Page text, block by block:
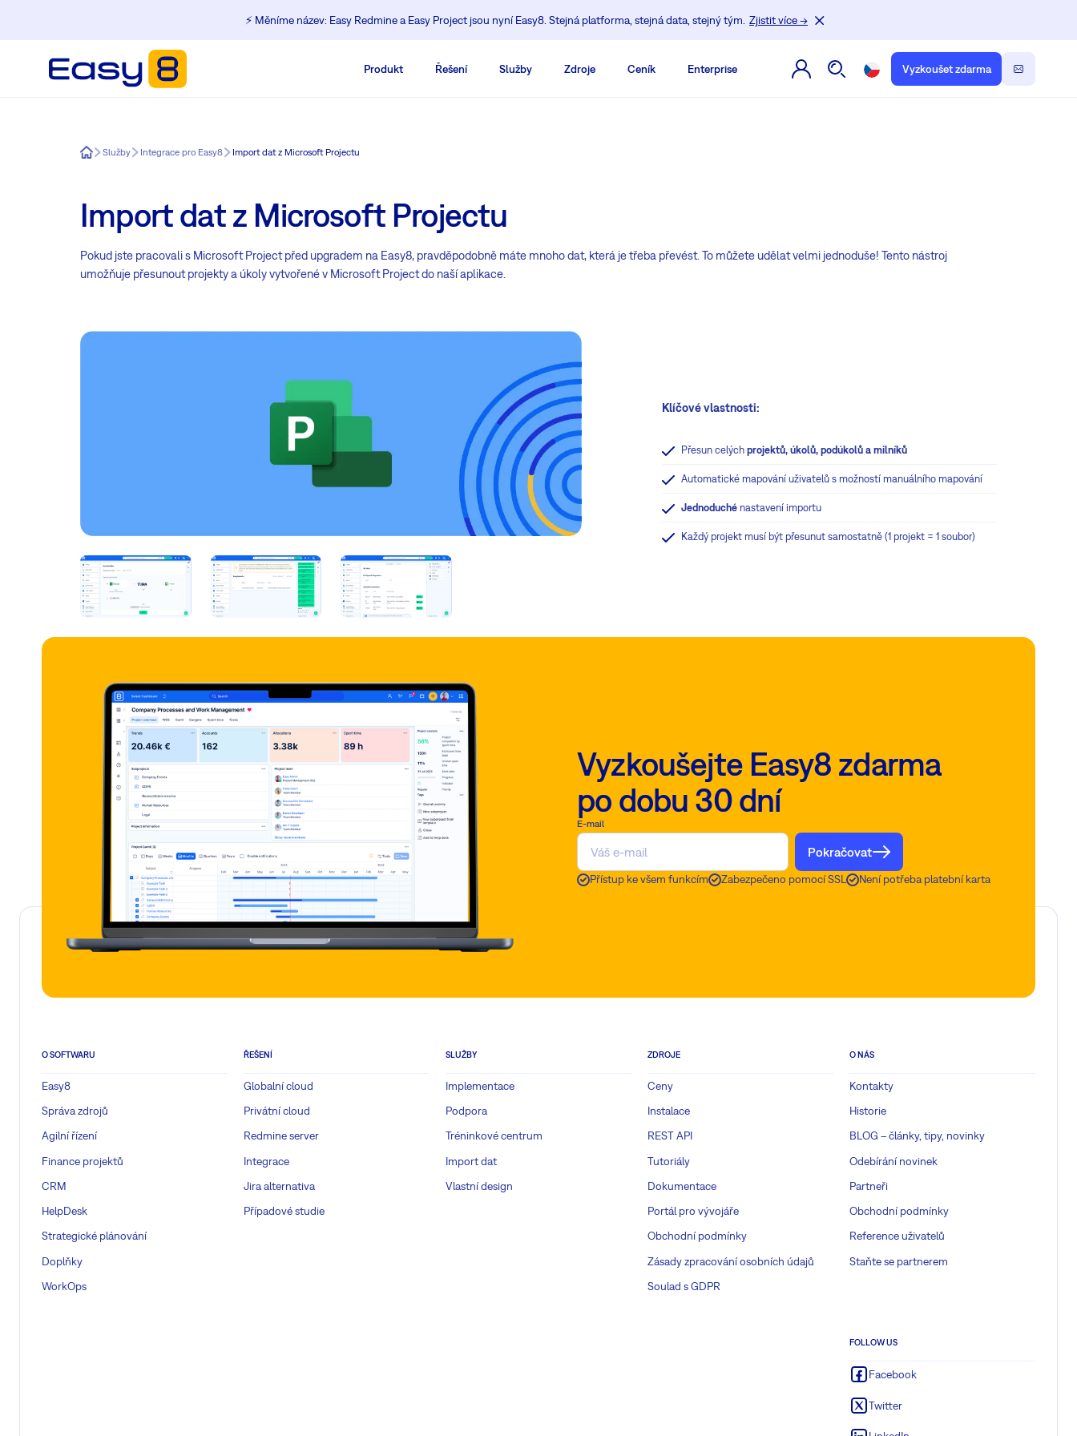
⚡️ Měníme název: Easy Redmine a Easy Project jsou nyní Easy8. Stejná platforma, stejná data, stejný tým. Zjistit více →
Produkt Řešení Služby Zdroje Ceník Enterprise Vyzkoušet zdarma
Easy8Služby Integrace pro Easy8 Import dat z Microsoft Projectu
Import dat z Microsoft Projectu
Pokud jste pracovali s Microsoft Project před upgradem na Easy8, pravděpodobně máte mnoho dat, která je třeba převést. To můžete udělat velmi jednoduše! Tento nástroj
umožňuje přesunout projekty a úkoly vytvořené v Microsoft Project do naší aplikace.
Klíčové vlastnosti:
Přesun celýchprojektů, úkolů, podúkolů a milníků
Automatické mapování uživatelů s možností manuálního mapování
Jednoduché nastavení importu
Každý projekt musí být přesunut samostatně (1 projekt = 1 soubor)
Vyzkoušejte Easy8 zdarma
po dobu 30 dní
E-mail
Pokračovat
Přístup ke všem funkcím Zabezpečeno pomocí SSL Není potřeba platební karta
O SOFTWARU
Easy8
Správa zdrojů
Agilní řízení
Finance projektů
CRM
HelpDesk
Strategické plánování
Doplňky
WorkOps
ŘEŠENÍ
Globalní cloud
Privátní cloud
Redmine server
Integrace
Jira alternativa
Případové studie
SLUŽBY
Implementace
Podpora
Tréninkové centrum
Import dat
Vlastní design
ZDROJE
Ceny
Instalace
REST API
Tutoriály
Dokumentace
Portál pro vývojáře
Obchodní podmínky
Zásady zpracování osobních údajů
Soulad s GDPR
O NÁS
Kontakty
Historie
BLOG – články, tipy, novinky
Odebírání novinek
Partneři
Obchodní podmínky
Reference uživatelů
Staňte se partnerem
FOLLOW US
Facebook
Twitter